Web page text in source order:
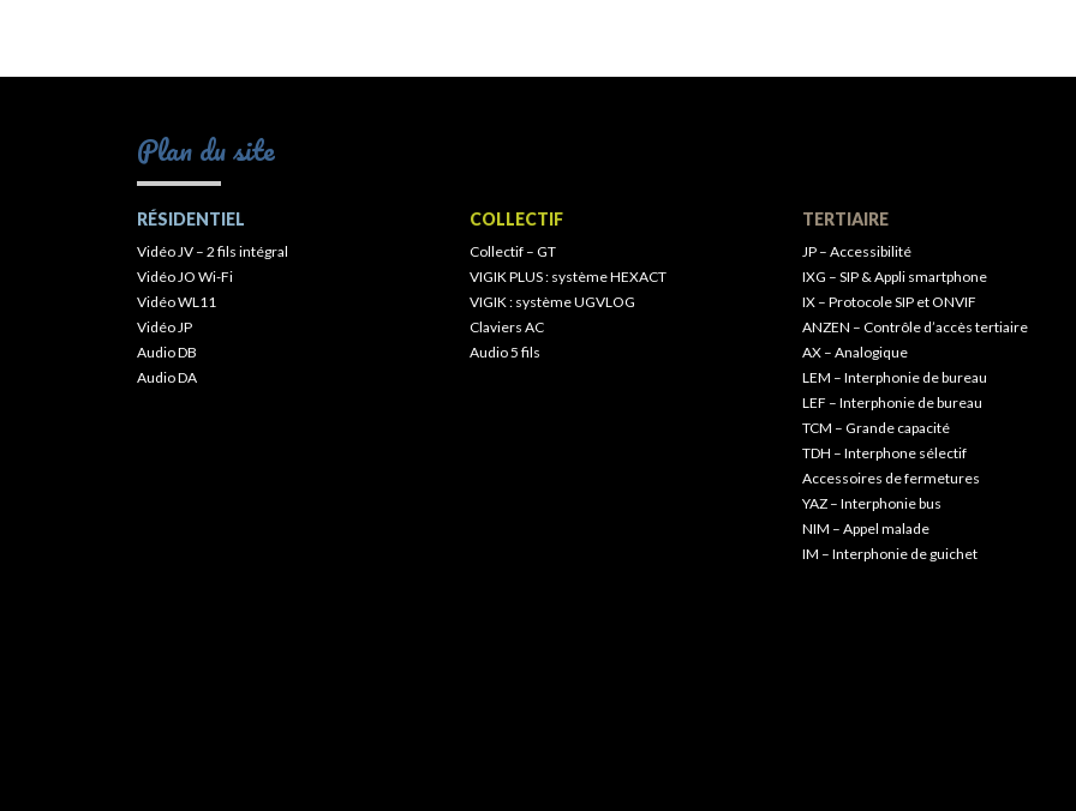
Plan du site
RÉSIDENTIEL
Vidéo JV – 2 fils intégral
Vidéo JO Wi-Fi
Vidéo WL11
Vidéo JP
Audio DB
Audio DA
COLLECTIF
Collectif – GT
VIGIK PLUS : système HEXACT
VIGIK : système UGVLOG
Claviers AC
Audio 5 fils
TERTIAIRE
JP – Accessibilité
IXG – SIP & Appli smartphone
IX – Protocole SIP et ONVIF
ANZEN – Contrôle d’accès tertiaire
AX – Analogique
LEM – Interphonie de bureau
LEF – Interphonie de bureau
TCM – Grande capacité
TDH – Interphone sélectif
Accessoires de fermetures
YAZ – Interphonie bus
NIM – Appel malade
IM – Interphonie de guichet